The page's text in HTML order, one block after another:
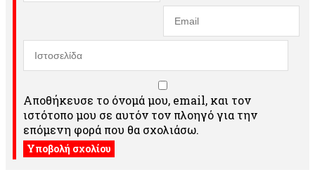
Αποθήκευσε το όνομά μου, email, και τον
ιστότοπο μου σε αυτόν τον πλοηγό για την
επόμενη φορά που θα σχολιάσω.